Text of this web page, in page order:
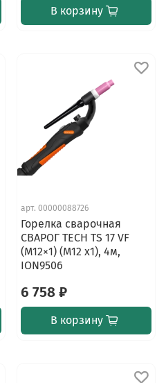
В корзину
арт. 00000088726
Горелка сварочная
СВАРОГ TECH TS 17 VF
(M12×1) (M12 x1), 4м,
ION9506
6 758 ₽
В корзину